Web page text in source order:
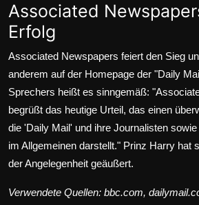
Associated
Erfolg
Associated Newspapers feiert den Sieg
anderem auf der Homepage der "Daily
Sprechers heißt es sinngemäß:
begrüßt das heutige Urteil, das einen
die 'Daily Mail' und ihre Journalisten
im Allgemeinen darstellt." Prinz Harry hat
der Angelegenheit geäußert.
Verwendete Quellen: bbc.com,